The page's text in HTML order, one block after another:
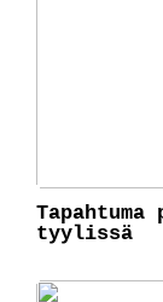
Tapahtuma
tyylissä